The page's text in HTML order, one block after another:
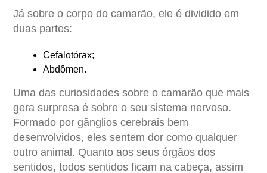
Já sobre o corpo do camarão, ele é dividido em
duas partes:
Cefalotórax;
Abdômen.
Uma das curiosidades sobre o camarão que mais
gera surpresa é sobre o seu sistema nervoso.
Formado por gânglios cerebrais bem
desenvolvidos, eles sentem dor como qualquer
outro animal. Quanto aos seus órgãos dos
sentidos, todos sentidos ficam na cabeça, assim